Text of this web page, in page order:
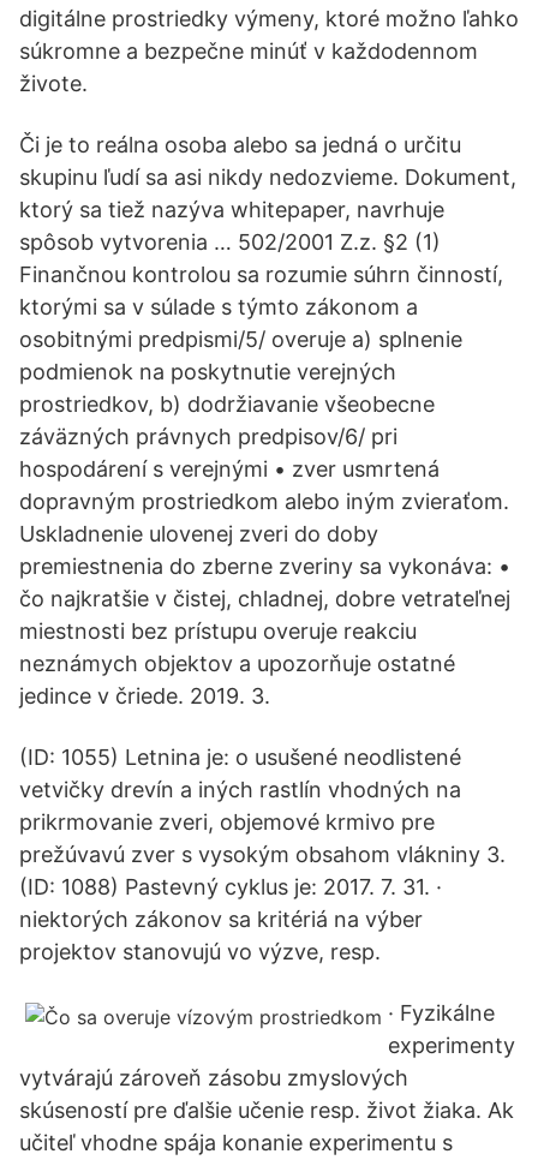
digitálne prostriedky výmeny, ktoré možno ľahko
súkromne a bezpečne minúť v každodennom
živote.
Či je to reálna osoba alebo sa jedná o určitu
skupinu ľudí sa asi nikdy nedozvieme. Dokument,
ktorý sa tiež nazýva whitepaper, navrhuje
spôsob vytvorenia … 502/2001 Z.z. §2 (1)
Finančnou kontrolou sa rozumie súhrn činností,
ktorými sa v súlade s týmto zákonom a
osobitnými predpismi/5/ overuje a) splnenie
podmienok na poskytnutie verejných
prostriedkov, b) dodržiavanie všeobecne
záväzných právnych predpisov/6/ pri
hospodárení s verejnými • zver usmrtená
dopravným prostriedkom alebo iným zvieraťom.
Uskladnenie ulovenej zveri do doby
premiestnenia do zberne zveriny sa vykonáva: •
čo najkratšie v čistej, chladnej, dobre vetrateľnej
miestnosti bez prístupu overuje reakciu
neznámych objektov a upozorňuje ostatné
jedince v čriede. 2019. 3.
(ID: 1055) Letnina je: o usušené neodlistené
vetvičky drevín a iných rastlín vhodných na
prikrmovanie zveri, objemové krmivo pre
prežúvavú zver s vysokým obsahom vlákniny 3.
(ID: 1088) Pastevný cyklus je: 2017. 7. 31. ·
niektorých zákonov sa kritériá na výber
projektov stanovujú vo výzve, resp.
· Fyzikálne
experimenty
vytvárajú zároveň zásobu zmyslových
skúseností pre ďalšie učenie resp. život žiaka. Ak
učiteľ vhodne spája konanie experimentu s